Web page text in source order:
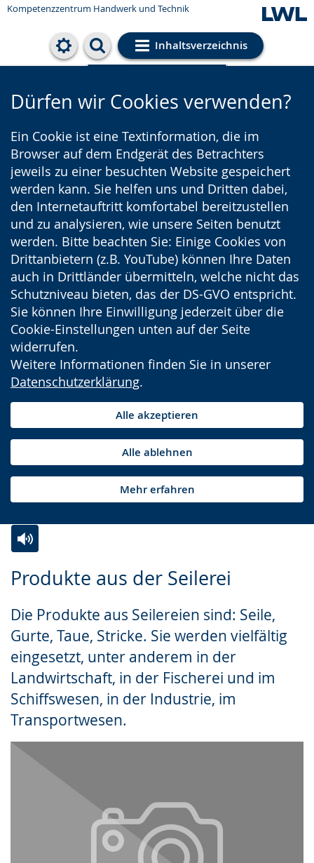
Kompetenzzentrum Handwerk und Technik
Inhaltsverzeichnis
Cookie-Einstellungen
Dürfen wir Cookies verwenden?
Ein Cookie ist eine Textinformation, die im
Browser auf dem Endgerät des Betrachters
jeweils zu einer besuchten Website gespeichert
werden kann. Sie helfen uns und Dritten dabei,
den Internetauftritt komfortabel bereitzustellen
und zu analysieren, wie unsere Seiten benutzt
werden. Bitte beachten Sie: Einige Cookies von
Drittanbietern (z.B. YouTube) können Ihre Daten
auch in Drittländer übermitteln, welche nicht das
Schutzniveau bieten, das der DS-GVO entspricht.
Sie können Ihre Einwilligung jederzeit über die
Cookie-Einstellungen unten auf der Seite
widerrufen.
Weitere Informationen finden Sie in unserer
Datenschutzerklärung.
Alle akzeptieren
Alle ablehnen
Mehr erfahren
Produkte aus der Seilerei
Die Produkte aus Seilereien sind: Seile,
Gurte, Taue, Stricke. Sie werden vielfältig
eingesetzt, unter anderem in der
Landwirtschaft, in der Fischerei und im
Schiffswesen, in der Industrie, im
Transportwesen.
Leichten
wechseln.
Audio-
Video
Deutscher
Gebärdensprache
wird
angezeigt.